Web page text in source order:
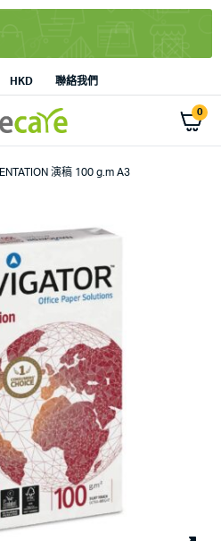
HKD 聯絡我們
0
演稿 100 g.m A3